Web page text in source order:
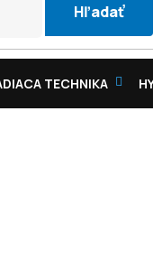
Hľadať
TECHNIKA